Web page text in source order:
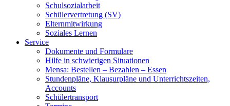
Schulsozialarbeit
Schülervertretung (SV)
Elternmitwirkung
Soziales Lernen
Service
Dokumente und Formulare
Hilfe in schwierigen Situationen
Mensa: Bestellen – Bezahlen – Essen
Stundenpläne, Klausurpläne und Unterrichtszeiten,
Accounts
Schülertransport